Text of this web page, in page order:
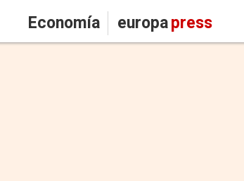
Economía europapress